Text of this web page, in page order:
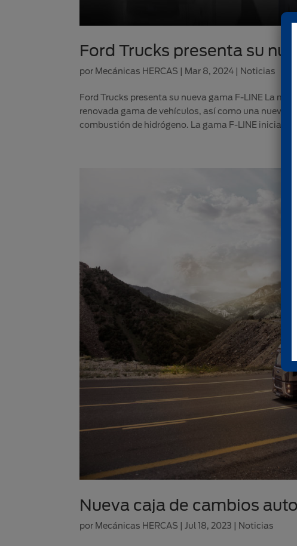
Ford Trucks presenta su
por Mecánicas HERCAS Mar 8, 2024| Noticias
Ford Trucks presenta su nueva gama F-LINE La
renovada gama de vehículos, así como una nueva
combustión de hidrógeno. La gama F-LINE iniciará
Nueva caja de cambios
por Mecánicas HERCAS Jul 18, 2023 Noticias